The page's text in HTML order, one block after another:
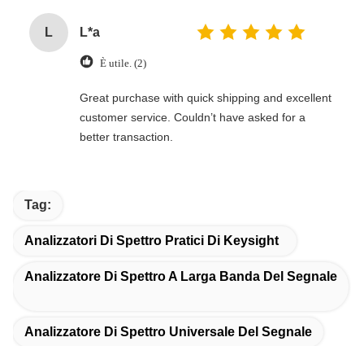
L L*a
È utile. (2)
Great purchase with quick shipping and excellent
customer service. Couldn’t have asked for a
better transaction.
Tag:
Analizzatori Di Spettro Pratici Di Keysight
Analizzatore Di Spettro A Larga Banda Del Segnale
Analizzatore Di Spettro Universale Del Segnale